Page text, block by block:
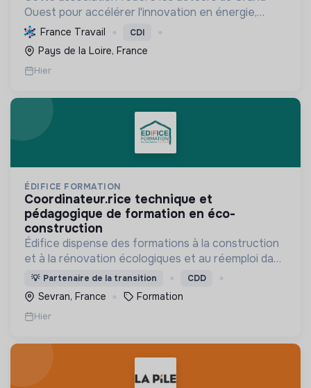
Ouest pour accélérer l'innovation en énergie,
électronique et décarbonation, favorisant une
transition écologique et le développement
économique régional.
France Travail CDI
Pays de la Loire, France
Hier
ÉDIFICE FORMATION
coordinateur.rice technique et
pédagogique de formation en éco-
construction
Édifice dispense des formations à la construction
et à la rénovation écologiques et au réemploi dans
le bâtiment. Nos formations s'adressent à des
personnes en activité et des demandeurs
d'emploi.
💡 Partenaire de la transition CDD
Sevran, France Formation
Hier